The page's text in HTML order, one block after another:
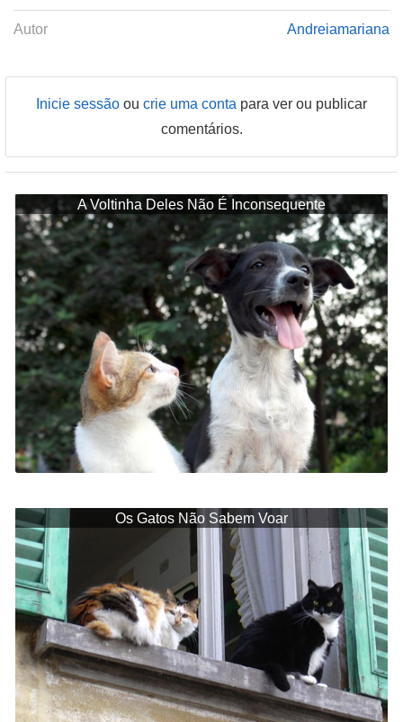
Autor Andreiamariana
Inicie sessão ou crie uma conta para ver ou publicar
comentários.
A Voltinha Deles Não É Inconsequente
Os Gatos Não Sabem Voar